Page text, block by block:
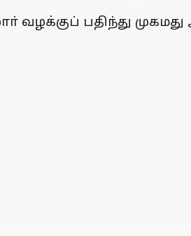
வழக்குப் பதிந்து